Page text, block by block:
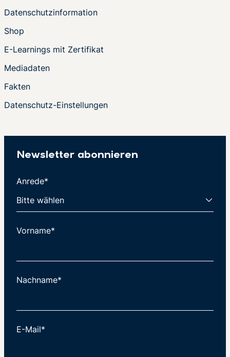
Datenschutzinformation
Shop
E-Learnings mit Zertifikat
Mediadaten
Fakten
Datenschutz-Einstellungen
Newsletter abonnieren
Anrede*
Vorname*
Nachname*
E-Mail*